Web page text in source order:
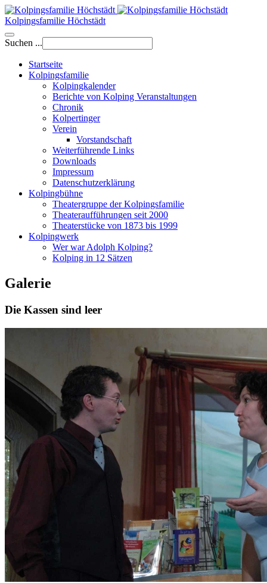
Kolpingsfamilie Höchstädt
Suchen ...
Startseite
Kolpingsfamilie
Kolpingkalender
Berichte von Kolping Veranstaltungen
Chronik
Kolpertinger
Verein
Vorstandschaft
Weiterführende Links
Downloads
Impressum
Datenschutzerklärung
Kolpingbühne
Theatergruppe der Kolpingsfamilie
Theateraufführungen seit 2000
Theaterstücke von 1873 bis 1999
Kolpingwerk
Wer war Adolph Kolping?
Kolping in 12 Sätzen
Galerie
Die Kassen sind leer